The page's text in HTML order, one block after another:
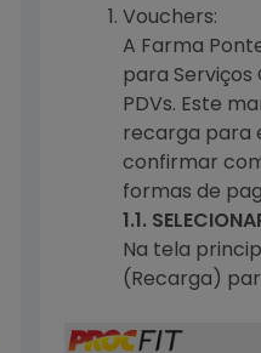
Vouchers:
A Farma
para
PDVs. Este
recarga para
confirmar
formas de
1.1.
Na tela
(Recarga)